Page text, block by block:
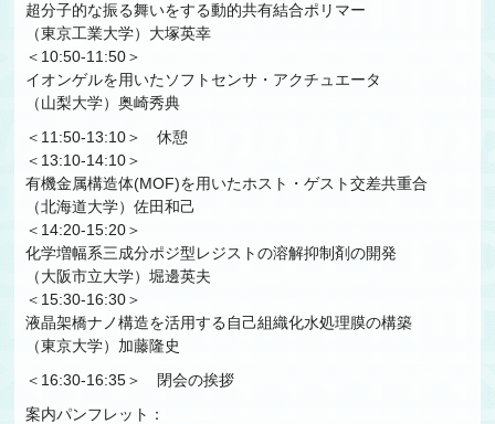
超分子的な振る舞いをする動的共有結合ポリマー
（東京工業大学）大塚英幸
＜10:50-11:50＞
イオンゲルを用いたソフトセンサ・アクチュエータ
（山梨大学）奥崎秀典
＜11:50-13:10＞ 休憩
＜13:10-14:10＞
有機金属構造体(MOF)を用いたホスト・ゲスト交差共重合
（北海道大学）佐田和己
＜14:20-15:20＞
化学増幅系三成分ポジ型レジストの溶解抑制剤の開発
（大阪市立大学）堀邊英夫
＜15:30-16:30＞
液晶架橋ナノ構造を活用する自己組織化水処理膜の構築
（東京大学）加藤隆史
＜16:30-16:35＞ 閉会の挨拶
案内パンフレット：